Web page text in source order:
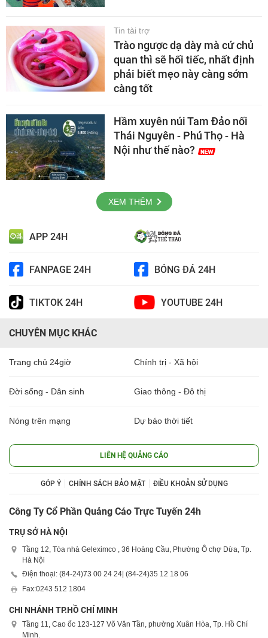
Tin tài trợ
Trào ngược dạ dày mà cứ chủ
quan thì sẽ hối tiếc, nhất định
phải biết mẹo này càng sớm
càng tốt
Hầm xuyên núi Tam Đảo nối
Thái Nguyên - Phú Thọ - Hà
Nội như thế nào?
XEM THÊM
APP 24H
FANPAGE 24H BÓNG ĐÁ 24H
TIKTOK 24H YOUTUBE 24H
CHUYÊN MỤC KHÁC
Trang chủ 24giờ Chính trị - Xã hội
Đời sống - Dân sinh Giao thông - Đô thị
Nóng trên mạng Dự báo thời tiết
LIÊN HỆ QUẢNG CÁO
GÓP Ý CHÍNH SÁCH BẢO MẬT ĐIỀU KHOẢN SỬ DỤNG
Công Ty Cổ Phần Quảng Cáo Trực Tuyến 24h
TRỤ SỞ HÀ NỘI
Tầng 12, Tòa nhà Geleximco , 36 Hoàng Cầu, Phường Ô chợ Dừa, Tp.
Hà Nội
Điện thoại: (84-24)73 00 24 24 | (84-24)35 12 18 06
Fax:0243 512 1804
CHI NHÁNH TP.HỒ CHÍ MINH
Tầng 11, Cao ốc 123-127 Võ Văn Tần, phường Xuân Hòa, Tp. Hồ Chí
Minh.